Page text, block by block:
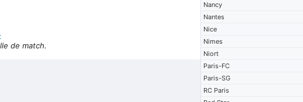
Nancy
Nantes
Nice
Nimes
Niort
Paris-FC
Paris-SG
RC Paris
de match.